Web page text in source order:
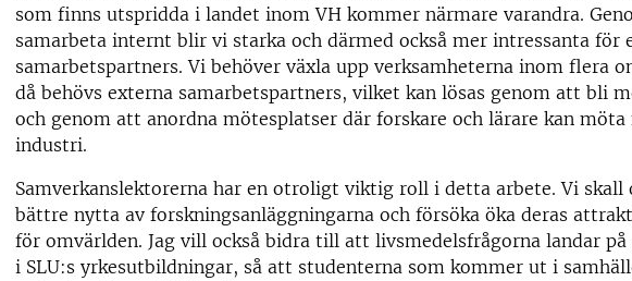
som finns utspridda i landet inom VH kommer närmare varandra.
samarbeta internt blir vi starka och därmed också mer intressanta för
samarbetspartners. Vi behöver växla upp verksamheterna inom flera
då behövs externa samarbetspartners, vilket kan lösas genom att bli
och genom att anordna mötesplatser där forskare och lärare kan möta
industri.
Samverkanslektorerna har en otroligt viktig roll i detta arbete. Vi skall
bättre nytta av forskningsanläggningarna och försöka öka deras
för omvärlden. Jag vill också bidra till att livsmedelsfrågorna landar
i SLU:s yrkesutbildningar, så att studenterna som kommer ut i